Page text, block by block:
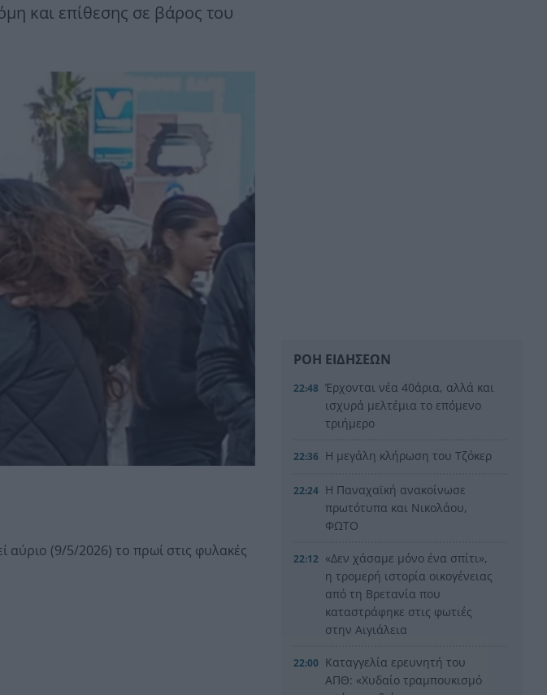
και επίθεσης σε βάρος του
(9/5/2026) το πρωί στις φυλακές
ΡΟΗ ΕΙΔΗΣΕΩΝ
22:48 Έρχονται νέα 40άρια, αλλά και
ισχυρά μελτέμια το επόμενο
τριήμερο
22:36 Η μεγάλη κλήρωση του Τζόκερ
22:24 Η Παναχαϊκή ανακοίνωσε
πρωτότυπα και Νικολάου,
ΦΩΤΟ
22:12 «Δεν χάσαμε μόνο ένα σπίτι»,
η τρομερή ιστορία οικογένειας
από τη Βρετανία που
καταστράφηκε στις φωτιές
στην Αιγιάλεια
22:00 Καταγγελία ερευνητή του
ΑΠΘ: «Χυδαίο τραμπουκισμό